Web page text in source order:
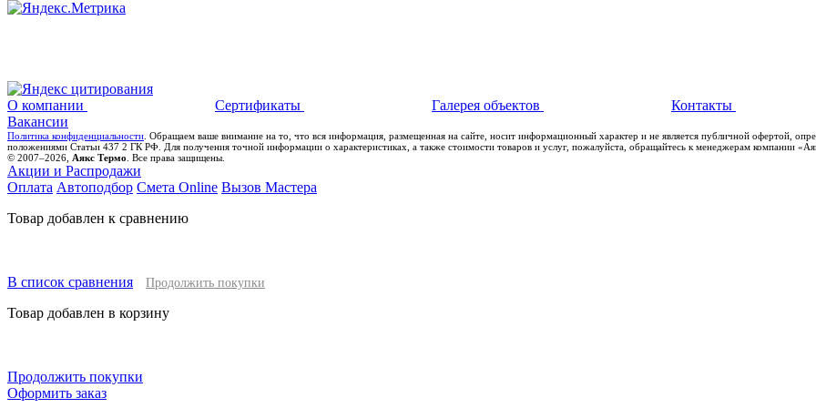
О компании Сертификаты Галерея объектов Контакты
Вакансии
Политика конфиденциальности . Обращаем ваше внимание на то, что вся информация, размещенная на сайте, носит информационный характер и не является публичной офертой,
положениями Статьи 437 2 ГК РФ. Для получения точной информации о характеристиках, а также стоимости товаров и услуг, пожалуйста, обращайтесь к менеджерам компании
© 2007–2026, Аякс Термо . Все права защищены.
Акции и Распродажи
Оплата Автоподбор Смета Online Вызов Мастера
Товар добавлен к сравнению
В список сравнения Продолжить покупки
Товар добавлен в корзину
Продолжить покупки
Оформить заказ